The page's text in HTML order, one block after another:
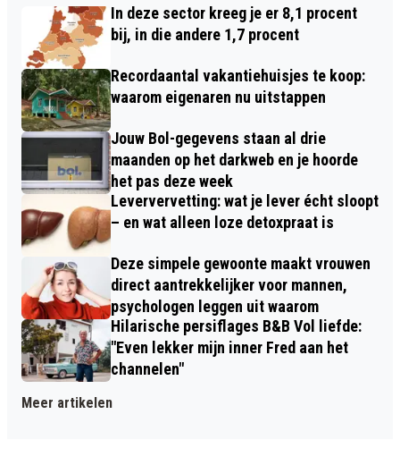
In deze sector kreeg je er 8,1 procent
bij, in die andere 1,7 procent
Recordaantal vakantiehuisjes te koop:
waarom eigenaren nu uitstappen
Jouw Bol-gegevens staan al drie
maanden op het darkweb en je hoorde
het pas deze week
Leververvetting: wat je lever écht sloopt
– en wat alleen loze detoxpraat is
Deze simpele gewoonte maakt vrouwen
direct aantrekkelijker voor mannen,
psychologen leggen uit waarom
Hilarische persiflages B&B Vol liefde:
"Even lekker mijn inner Fred aan het
channelen"
Meer artikelen